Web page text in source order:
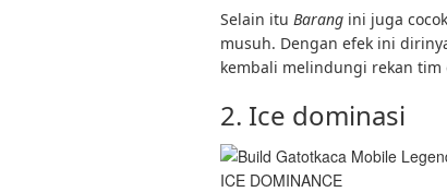
Selain itu Barang ini juga
musuh. Dengan efek ini
kembali melindungi rekan
2. Ice dominasi
ICE DOMINANCE